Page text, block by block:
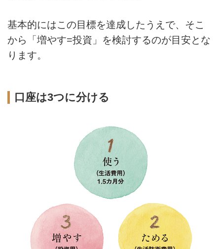
基本的にはこの目標を達成したうえで、そこ
から「増やす=投資」を検討するのが目安とな
ります。
口座は3つに分ける